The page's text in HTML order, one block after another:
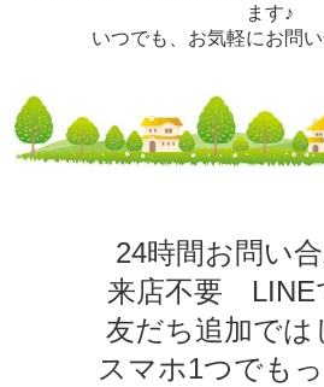
ます♪
いつでも、お気軽にお問
24時間お問い
来店不要 LINE
友だち追加では
スマホ1つでも